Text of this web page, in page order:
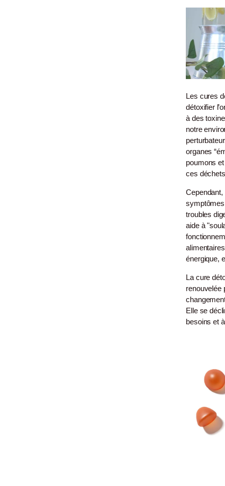
Les cures
détoxifier
à des
notre
organes
poumons
ces
symptômes
troubles
aide à
énergique,
La cure
renouvelée
Elle se
besoins et